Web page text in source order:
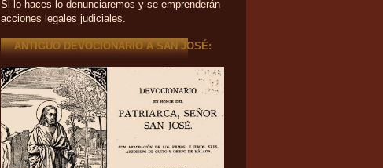
Si lo haces lo denunciaremos y se emprenderán
acciones legales judiciales.
ANTIGUO DEVOCIONARIO A SAN JOSÉ: